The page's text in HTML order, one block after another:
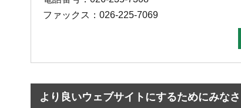
ファックス：026-225-7069
より良いウェブサイトにするためにみな